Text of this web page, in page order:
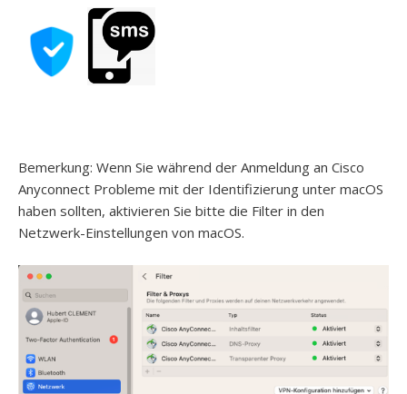
Bemerkung: Wenn Sie während der Anmeldung an Cisco
Anyconnect Probleme mit der Identifizierung unter macOS
haben sollten, aktivieren Sie bitte die Filter in den
Netzwerk-Einstellungen von macOS.